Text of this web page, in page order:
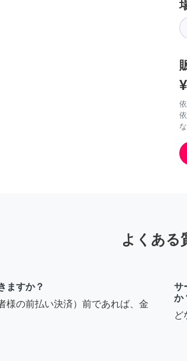
よくある
ますか？
様の前払い決済）前であれば、金
サ
か
ど